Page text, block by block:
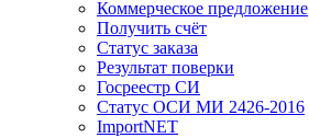
Коммерческое предложение
Получить счёт
Статус заказа
Результат поверки
Госреестр СИ
Статус ОСИ МИ 2426-2016
ImportNET